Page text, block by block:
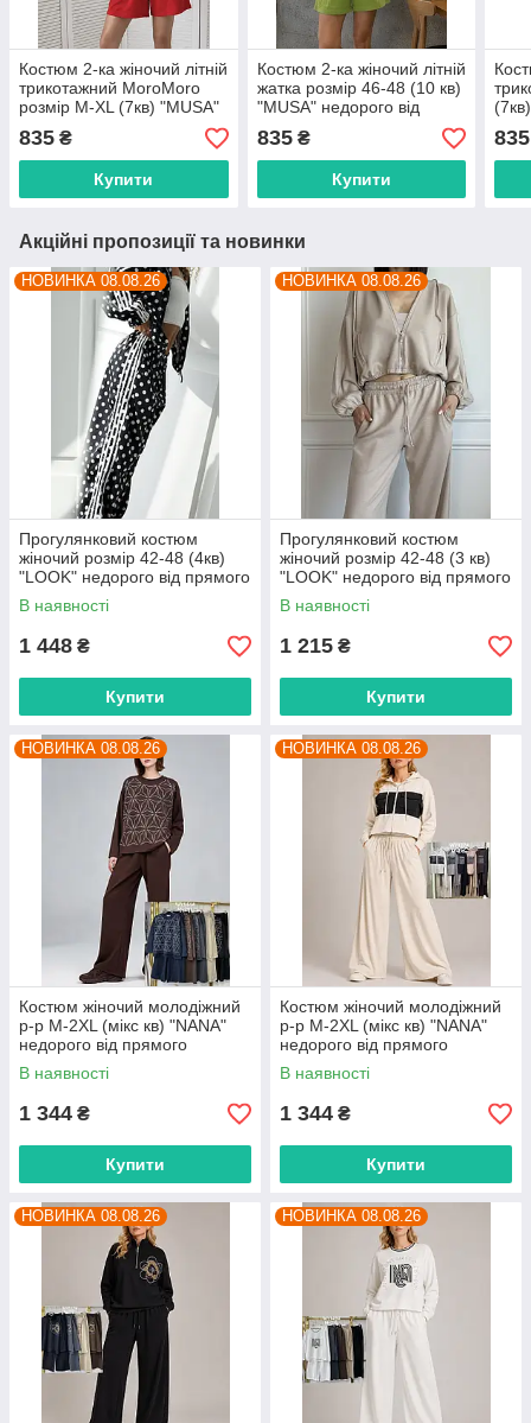
Костюм 2-ка жіночий літній
трикотажний MoroMoro
розмір M-XL (7кв) "MUSA"
недорого від прямого
постачальника
835 ₴
Купити
Костюм 2-ка жіночий літній
жатка розмір 46-48 (10 кв)
"MUSA" недорого від
прямого постачальника
835₴
Купити
835
Акційні пропозиції та новинки
НОВИНКА 08.08.26
Прогулянковий костюм
жіночий розмір 42-48 (4кв)
"LOOK" недорого від прямого
постачальника
В наявності
1 448 ₴
Купити
НОВИНКА 08.08.26
Прогулянковий костюм
жіночий розмір 42-48 (3 кв)
"LOOK" недорого від прямого
постачальника
В наявності
1 215 ₴
Купити
НОВИНКА 08.08.26
Костюм жіночий молодіжний
р-р M-2XL (мікс кв) "NANA"
недорого від прямого
постачальника
В наявності
1 344 ₴
Купити
НОВИНКА 08.08.26
Костюм жіночий молодіжний
р-р M-2XL (мікс кв) "NANA"
недорого від прямого
постачальника
В наявності
1 344 ₴
Купити
НОВИНКА 08.08.26 НОВИНКА 08.08.26